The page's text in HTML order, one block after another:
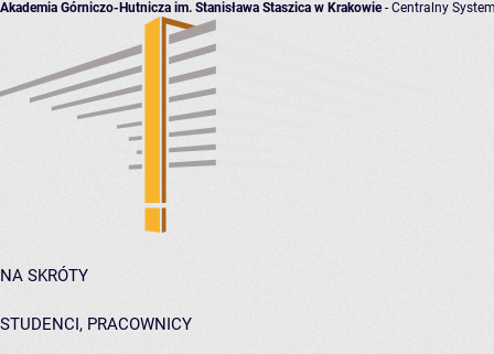
Akademia Górniczo-Hutnicza im. Stanisława Staszica w Krakowie- Centralny
NA SKRÓTY
STUDENCI, PRACOWNICY